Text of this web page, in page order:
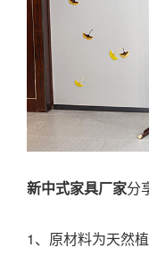
新中式家具厂家分
1、原材料为天然